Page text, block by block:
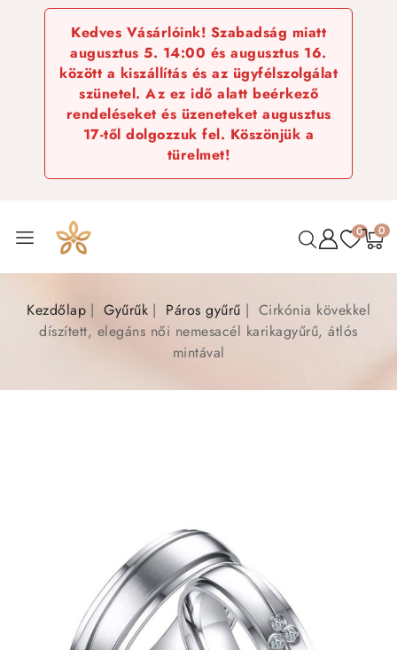
Kedves Vásárlóink! Szabadság miatt
augusztus 5. 14:00 és augusztus 16.
között a kiszállítás és az ügyfélszolgálat
szünetel. Az ez idő alatt beérkező
rendeléseket és üzeneteket augusztus
17-től dolgozzuk fel. Köszönjük a
türelmet!
0 0
Kezdőlap Gyűrűk Páros gyűrű
Cirkónia kövekkel
díszített, elegáns női nemesacél karikagyűrű, átlós
mintával